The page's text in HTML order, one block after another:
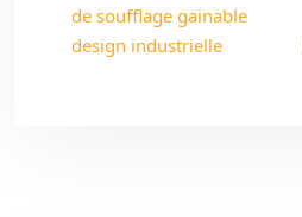
de soufflage gainable
design industrielle